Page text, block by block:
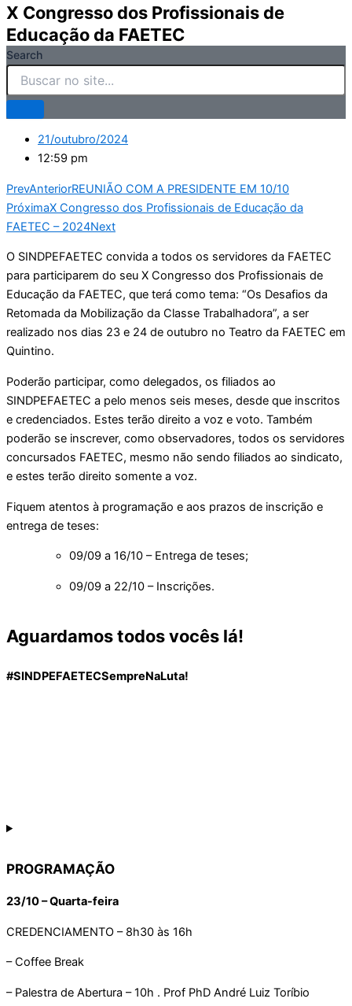
X Congresso dos Profissionais de
Educação da FAETEC
Search
21/outubro/2024
12:59 pm
PrevAnteriorREUNIÃO COM A PRESIDENTE EM 10/10
PróximaX Congresso dos Profissionais de Educação da
FAETEC – 2024Next
O SINDPEFAETEC convida a todos os servidores da FAETEC
para participarem do seu X Congresso dos Profissionais de
Educação da FAETEC, que terá como tema: “Os Desafios da
Retomada da Mobilização da Classe Trabalhadora”, a ser
realizado nos dias 23 e 24 de outubro no Teatro da FAETEC em
Quintino.
Poderão participar, como delegados, os filiados ao
SINDPEFAETEC a pelo menos seis meses, desde que inscritos
e credenciados. Estes terão direito a voz e voto. Também
poderão se inscrever, como observadores, todos os servidores
concursados FAETEC, mesmo não sendo filiados ao sindicato,
e estes terão direito somente a voz.
Fiquem atentos à programação e aos prazos de inscrição e
entrega de teses:
09/09 a 16/10 – Entrega de teses;
09/09 a 22/10 – Inscrições.
Aguardamos todos vocês lá!
#SINDPEFAETECSempreNaLuta!
PROGRAMAÇÃO
23/10 – Quarta-feira
CREDENCIAMENTO – 8h30 às 16h
– Coffee Break
– Palestra de Abertura – 10h . Prof PhD André Luiz Toríbio